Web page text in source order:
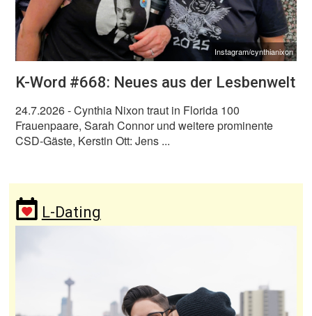
Instagram/cynthianixon
K-Word #668: Neues aus der Lesbenwelt
24.7.2026- Cynthia Nixon traut in Florida 100
Frauenpaare, Sarah Connor und weitere prominente
CSD-Gäste, Kerstin Ott: Jens ...
L-Dating